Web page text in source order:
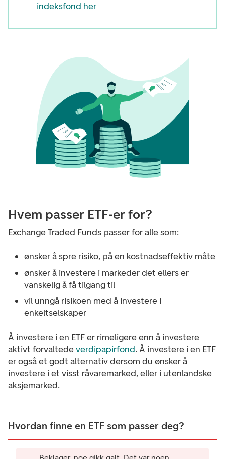
indeksfond her
Hvem passer ETF-er for?
Exchange Traded Funds passer for alle som:
ønsker å spre risiko, på en kostnadseffektiv måte
ønsker å investere i markeder det ellers er
vanskelig å få tilgang til
vil unngå risikoen med å investere i
enkeltselskaper
Å investere i en ETF er rimeligere enn å investere
aktivt forvaltedeverdipapirfond. Å investere i en ETF
er også et godt alternativ dersom du ønsker å
investere i et visst råvaremarked, eller i utenlandske
aksjemarked.
Hvordan finne en ETF som passer deg?